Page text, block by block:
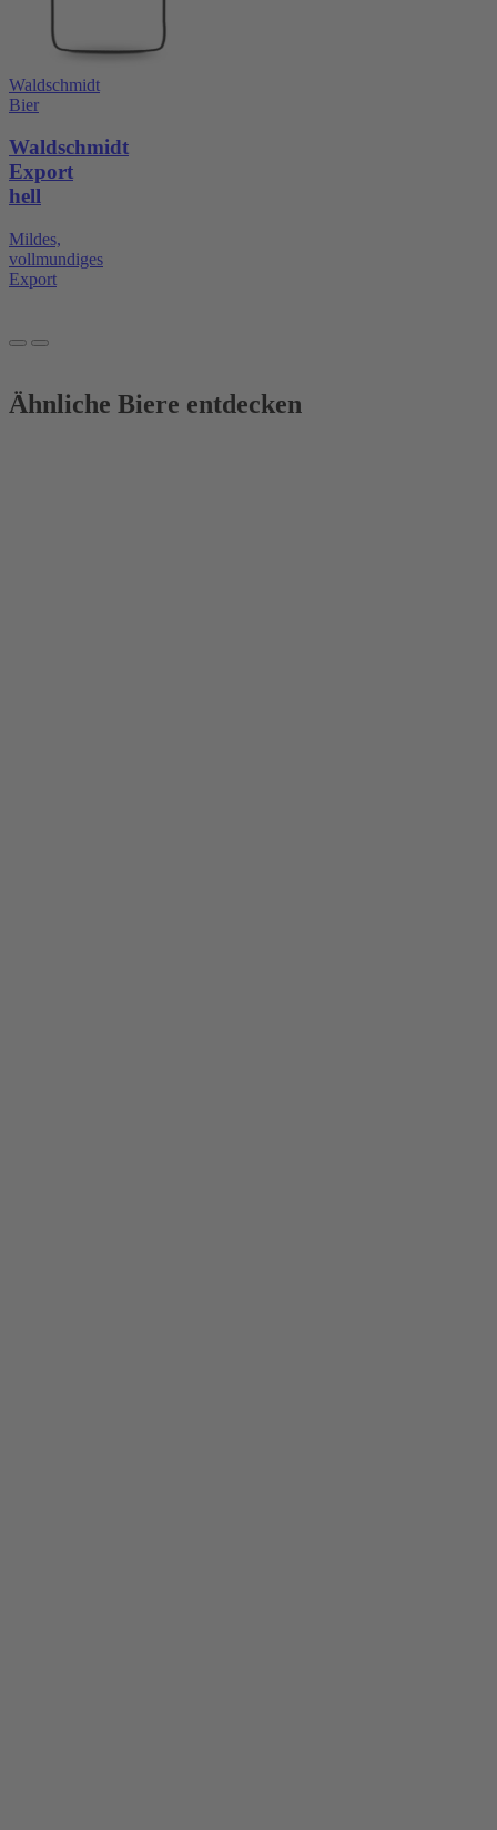
Waldschmidt
Bier
Waldschmidt
Export
hell
Mildes,
vollmundiges
Export
Ähnliche Biere entdecken